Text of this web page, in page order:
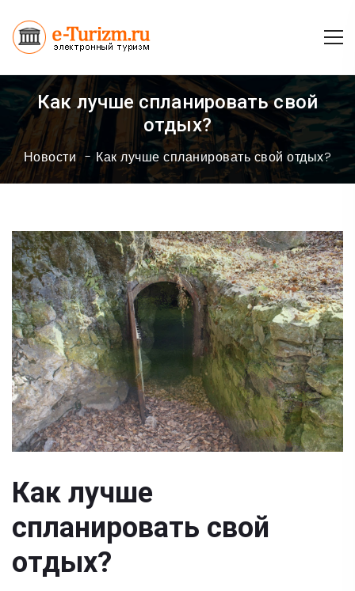
Как лучше спланировать свой
отдых?
Новости Как лучше спланировать свой отдых?
Как лучше
спланировать свой
отдых?